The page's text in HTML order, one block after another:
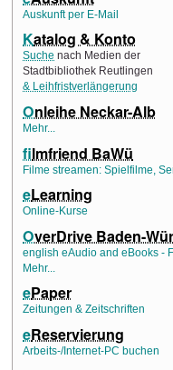
Auskunft per E-Mail
Katalog & Konto
Suche nach Medien der
Stadtbibliothek Reutlingen
& Leihfristverlängerung
Onleihe Neckar-Alb
Mehr...
filmfriend BaWü
Filme streamen: Spielfilme,
eLearning
Online-Kurse
OverDrive Baden-
english eAudio and eBooks -
Mehr...
ePaper
Zeitungen & Zeitschriften
eReservierung
Arbeits-/Internet-PC buchen